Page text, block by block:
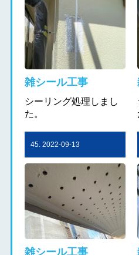
雑シール工事
シーリング処理しまし
た。
45. 2022-09-13
雑シール工事